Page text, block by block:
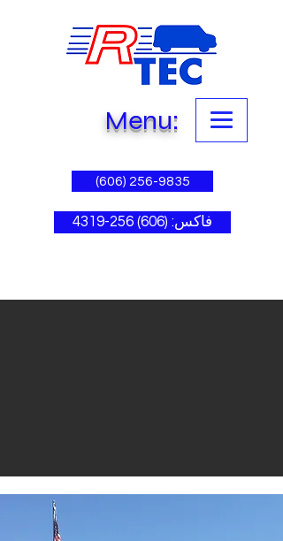
Menu:
(606) 256-9835
فاكس: (606) 256-4319